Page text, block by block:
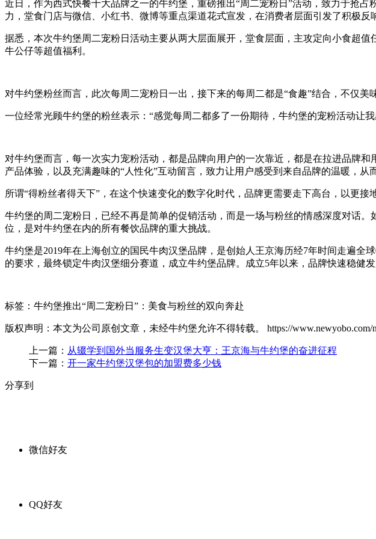
近日，作为西式快餐十大品牌之一的牛约堡，重磅推出“周二宠粉日”活动，致力于抢
力，堂食门店与微信、小红书、微博等重点渠道花式宣发，在消费者层面引发了积极反
据悉，本次牛约堡周二宠粉日活动主要从两大层面展开，堂食层面，主攻定向小食超
牛公仔等超值福利。
对牛约堡粉丝而言，此次每周二宠粉日一出，接下来的每周二都是“食趣”结合，不仅
一位经常光顾牛约堡的粉丝表示：“感觉每周二都多了一份期待，牛约堡的宠粉活动让
对牛约堡而言，每一次实力宠粉活动，都是品牌向用户的一次靠近，都是在拉进品牌
产品体验，以及充满趣味的“人性化”互动留言，致力让用户感受到来自品牌的温暖，从
所谓“得粉丝者得天下”，在这个快速变化的数字化时代，品牌更需要走下高台，以更
牛约堡的周二宠粉日，已经不再是简单的促销活动，而是一场与粉丝的情感深度对话
位，是对牛约堡在内的所有餐饮品牌的重大挑战。
牛约堡是2019年在上海创立的国民牛肉汉堡品牌，是创始人王京海历经7年时间走遍
的要求，最终锁定牛肉汉堡细分赛道，成立牛约堡品牌。成立5年以来，品牌快速稳健
标签：牛约堡推出“周二宠粉日”：美食与粉丝的双向奔赴
版权声明：本文为公司原创文章，未经牛约堡允许不得转载。 https://www.newyobo.com/
上一篇： 从辍学到国外当服务生变汉堡大亨：王京海与牛约堡的奋进征程
下一篇： 开一家牛约堡汉堡包的加盟费多少钱
分享到
微信好友
QQ好友